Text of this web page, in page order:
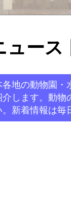
ース
地の動物園
します。動
新着情報は毎